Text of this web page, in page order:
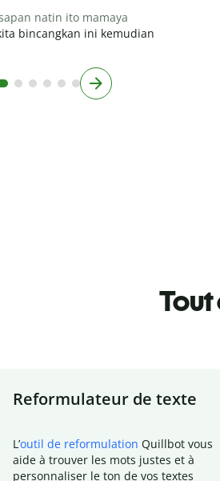
natin ito mamaya
bincangkan ini kemudian
Reformulateur de texte
L ’outil de reformulation Quillbot vous
aide à trouver les mots justes et à
personnaliser le ton de vos textes